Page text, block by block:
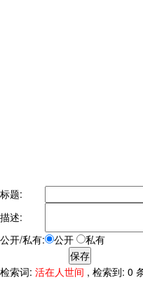
标题:
描述:
公开/私有:
公开 私有
检索词: 活在人世间 , 检索到: 0